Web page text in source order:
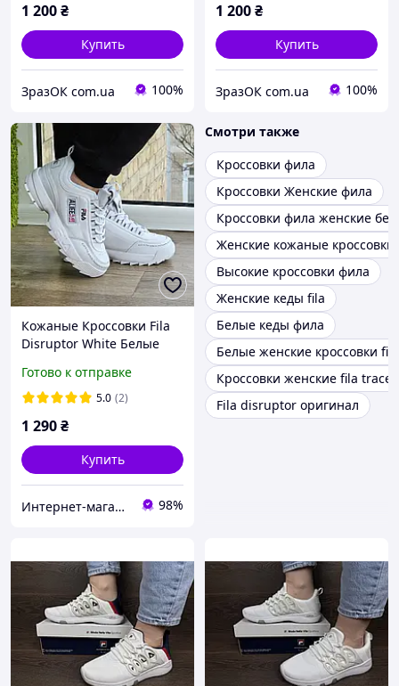
1 200₴
Купить
ЗразОК com.ua 100%
1 200₴
Купить
ЗразОК com.ua 100%
Кожаные Кроссовки Fila
Disruptor White Белые
36,37,38,39,40 размеры
Готово к отправке
5.0 (2)
1 290₴
Купить
Интернет-магазин Sneakers Boom 98%
Смотри также
Кроссовки фила
Кроссовки Женские фила
Кроссовки фила женские
Женские кожаные кроссовки
Высокие кроссовки фила
Женские кеды fila
Белые кеды фила
Белые женские кроссовки fila
Кроссовки женские fila trace
Fila disruptor оригинал